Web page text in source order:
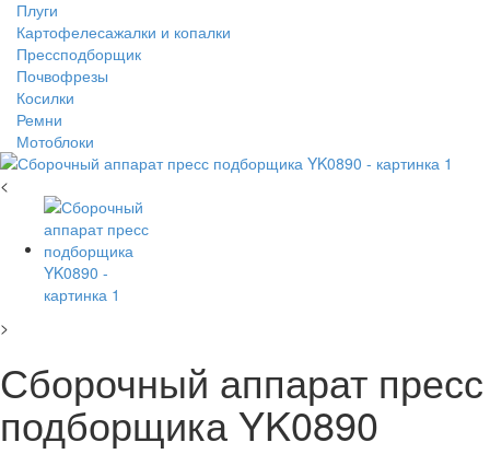
Плуги
Картофелесажалки и копалки
Прессподборщик
Почвофрезы
Косилки
Ремни
Мотоблоки
<
>
Сборочный аппарат пресс
подборщика YK0890